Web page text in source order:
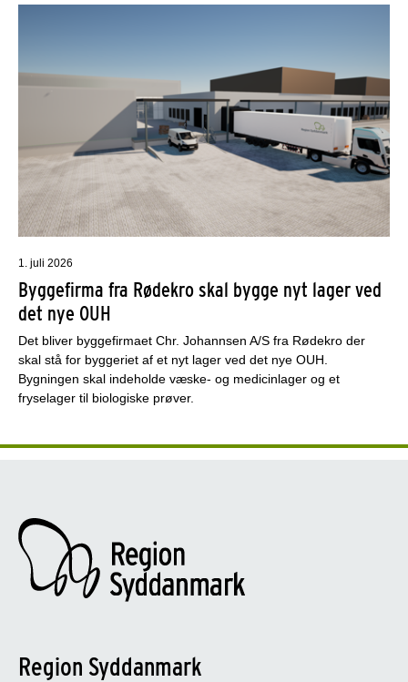
1. juli 2026
Byggefirma fra Rødekro skal bygge nyt lager ved
det nye OUH
Det bliver byggefirmaet Chr. Johannsen A/S fra Rødekro der
skal stå for byggeriet af et nyt lager ved det nye OUH.
Bygningen skal indeholde væske- og medicinlager og et
fryselager til biologiske prøver.
Region Syddanmark